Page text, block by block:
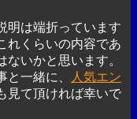
明は端折っています
れくらいの内容であ
いかと思います。
一緒に、
人気エン
見て頂ければ幸いで